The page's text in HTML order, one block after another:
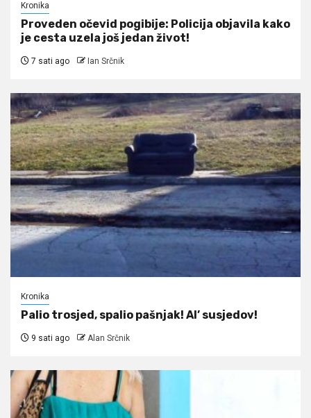
Kronika
Proveden očevid pogibije: Policija objavila kako
je cesta uzela još jedan život!
7 sati ago Ian Srčnik
Kronika
Palio trosjed, spalio pašnjak! Al’ susjedov!
9 sati ago Alan Srčnik